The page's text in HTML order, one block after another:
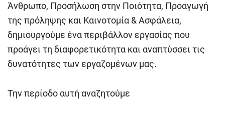
Άνθρωπο, Προσήλωση στην Ποιότητα, Προαγωγή
της πρόληψης και Καινοτομία & Ασφάλεια,
δημιουργούμε ένα περιβάλλον εργασίας που
προάγει τη διαφορετικότητα και αναπτύσσει τις
δυνατότητες των εργαζομένων μας.
Την περίοδο αυτή αναζητούμε